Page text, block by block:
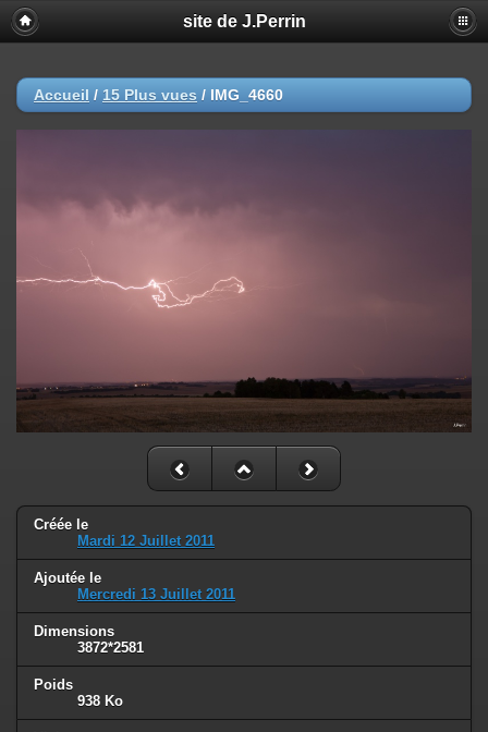
site de J.Perrin
Accueil / 15 Plus vues / IMG_4660
Créée le
Mardi 12 Juillet 2011
Ajoutée le
Mercredi 13 Juillet 2011
Dimensions
3872*2581
Poids
938 Ko